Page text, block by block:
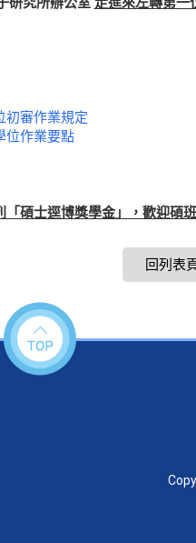
初審作業規定
位作業要點
碩士逕博獎學金」，歡迎碩
回列表